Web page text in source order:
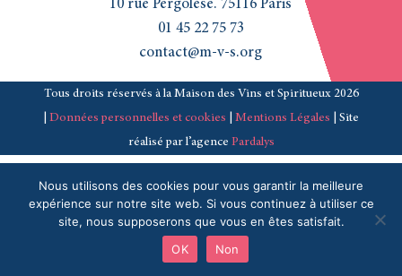
10 rue Pergolèse. 75116 Paris
01 45 22 75 73
contact@m-v-s.org
Tous droits réservés à la Maison des Vins et Spiritueux 2026
Données personnelles et cookies Mentions Légales | Site
réalisé par l’agence Pardalys
Nous utilisons des cookies pour vous garantir la meilleure
expérience sur notre site web. Si vous continuez à utiliser ce
site, nous supposerons que vous en êtes satisfait.
OK
Non